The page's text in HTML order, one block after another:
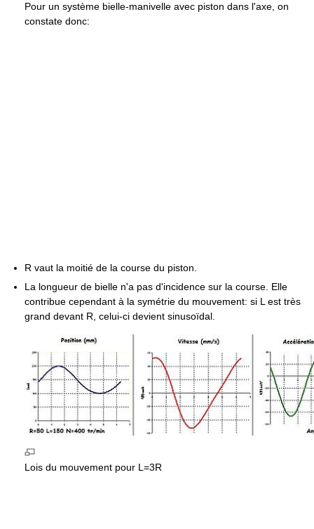
Pour un système bielle-manivelle avec piston dans l'axe, on
constate donc:
R vaut la moitié de la course du piston.
La longueur de bielle n'a pas d'incidence sur la course. Elle
contribue cependant à la symétrie du mouvement: si L est très
grand devant R, celui-ci devient sinusoïdal.
Lois du mouvement pour L=3R